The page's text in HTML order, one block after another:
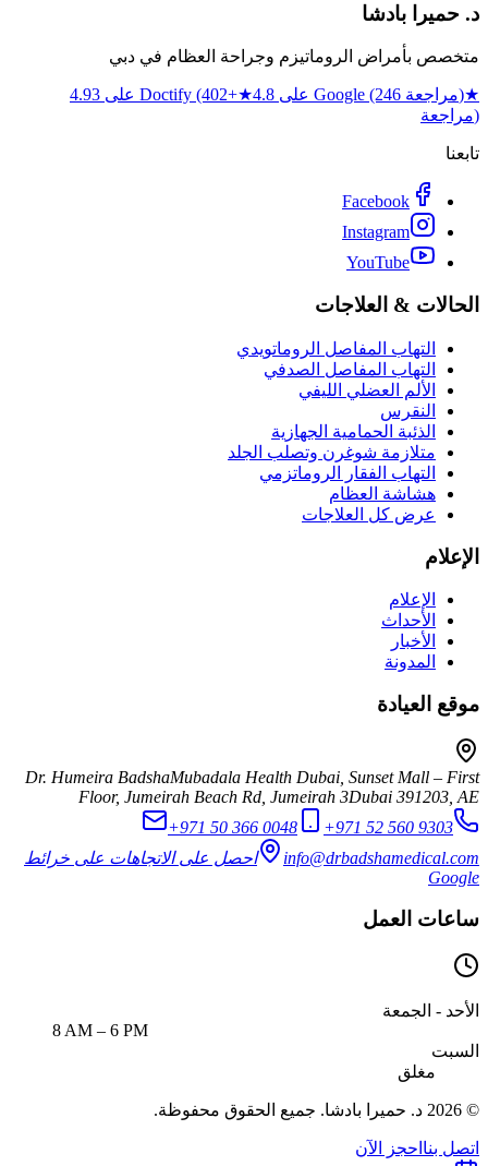
د. حميرا بادشا
متخصص بأمراض الروماتيزم وجراحة العظام في دبي
★4.8 على Google (246 مراجعة) ★
4.93 على Doctify (402+
مراجعة)
تابعنا
Facebook
Instagram
YouTube
الحالات & العلاجات
التهاب المفاصل الروماتويدي
التهاب المفاصل الصدفي
الألم العضلي الليفي
النقرس
الذئبة الحمامية الجهازية
متلازمة شوغرن وتصلب الجلد
التهاب الفقار الروماتزمي
هشاشة العظام
عرض كل العلاجات
الإعلام
الإعلام
الأحداث
الأخبار
المدونة
موقع العيادة
Dr. Humeira BadshaMubadala Health Dubai, Sunset Mall – First
Floor, Jumeirah Beach Rd, Jumeirah 3Dubai 391203 AE
+971 52 560 9303
+971 50 366 0048
info@drbadshamedical.com
احصل على الاتجاهات على خرائط
Google
ساعات العمل
الأحد - الجمعة
8 AM – 6 PM
السبت
مغلق
© 2026 د. حميرا بادشا. جميع الحقوق محفوظة.
اتصل بنا احجز الآن